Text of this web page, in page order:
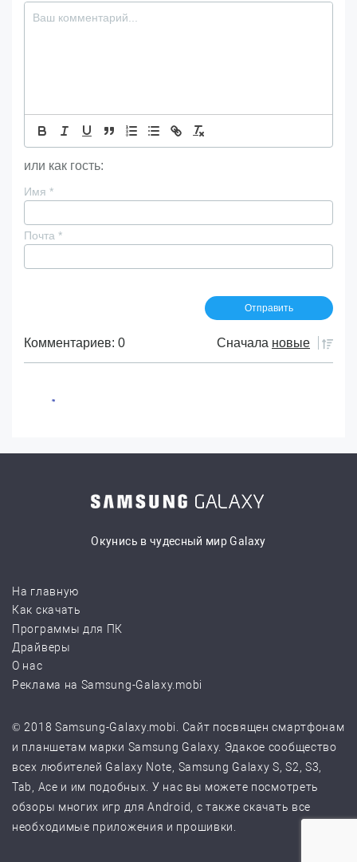
или как гость:
Имя *
Почта *
Комментариев: 0 Сначала новые
Окунись в чудесный мир Galaxy
На главную
Как скачать
Программы для ПК
Драйверы
О нас
Реклама на Samsung-Galaxy.mobi
© 2018 Samsung-Galaxy.mobi. Сайт посвящен смартфонам
и планшетам марки Samsung Galaxy. Эдакое сообщество
всех любителей Galaxy Note, Samsung Galaxy S, S2, S3,
Tab, Ace и им подобных. У нас вы можете посмотреть
обзоры многих игр для Android, с также скачать все
необходимые приложения и прошивки.